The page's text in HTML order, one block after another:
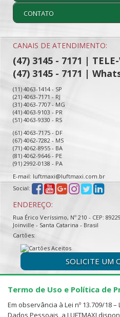
CONTATO
CANAIS DE ATENDIMENTO:
(47) 3145 - 7171 |
(47) 3145 - 7171 |
(11) 4063-1414 - SP
(21) 4063-7171 - RJ
(31) 4063-7707 - MG
(41) 4063-9103 - PR
(51) 4063-9330 - RS
(61) 4063-7175 - DF
(67) 4062-7282 - MS
(71) 4062-8955 - BA
(81) 4062-9646 - PE
(91) 2992-0138 - PA
E-mail: luftmaxi@luftmaxi.com.br
Social:
ENDEREÇO:
Rua Érico Veríssimo, Nº 210 - CEP:
Joinville - Santa Catarina - Brasil
Cartões:
SOLICITE UM
Termo de Uso e Política de
Em observância à Lei nº 13.709/18
Dados Pessoais, a LUFTMAXI